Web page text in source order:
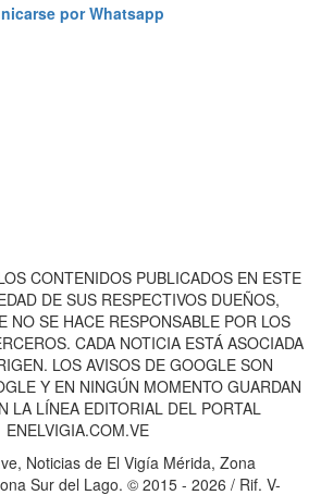
por Whatsapp
CONTENIDOS PUBLICADOS EN ESTE
DE SUS RESPECTIVOS DUEÑOS,
NO SE HACE RESPONSABLE POR LOS
CADA NOTICIA ESTÁ ASOCIADA
LOS AVISOS DE GOOGLE SON
Y EN NINGÚN MOMENTO GUARDAN
LA LÍNEA EDITORIAL DEL PORTAL
ENELVIGIA.COM.VE
Noticias de El Vigía Mérida, Zona
Sur del Lago. © 2015 - 2026 / Rif. V-